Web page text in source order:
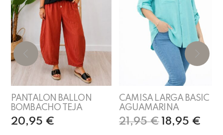
PANTALON BALLON
BOMBACHO TEJA
20,95 €
CAMISA LARGA BASIC
AGUAMARINA
21,95€ 18,95 €